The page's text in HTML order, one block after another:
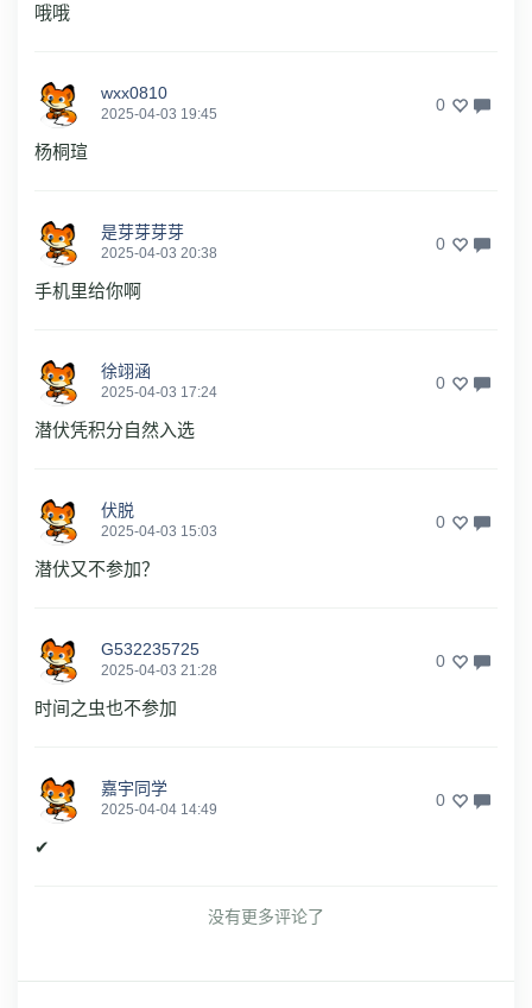
哦哦
wxx0810
2025-04-03 19:45 0
杨桐瑄
是芽芽芽芽
2025-04-03 20:38 0
手机里给你啊
徐翊涵
2025-04-03 17:24 0
潜伏凭积分自然入选
伏脱
2025-04-03 15:03 0
潜伏又不参加？
G532235725
2025-04-03 21:28 0
时间之虫也不参加
嘉宇同学
2025-04-04 14:49 0
✔
没有更多评论了